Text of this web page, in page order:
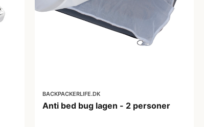
BACKPACKERLIFE.DK
Anti bed bug lagen - 2 personer